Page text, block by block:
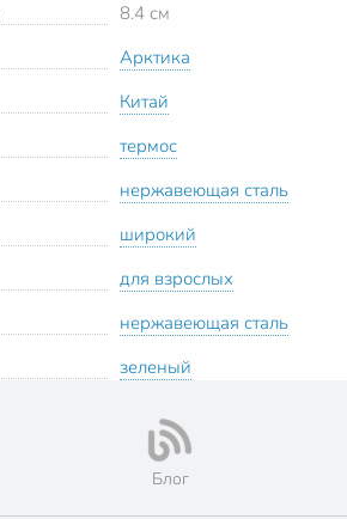
8.4 см
Арктика
Китай
термос
нержавеющая сталь
широкий
для взрослых
нержавеющая сталь
зеленый
Блог